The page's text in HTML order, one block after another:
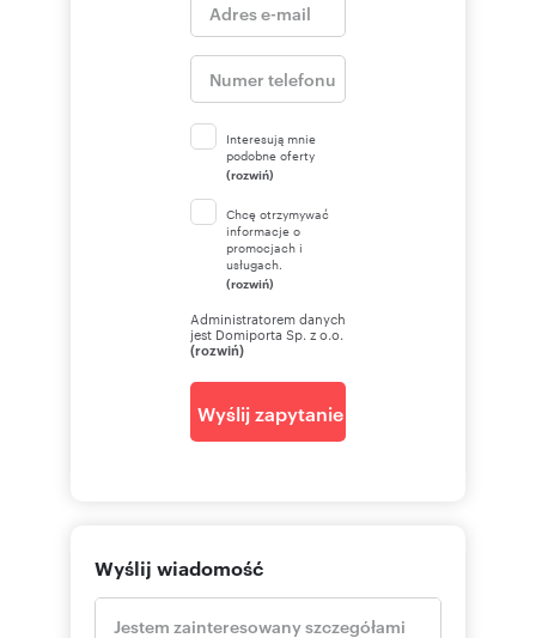
Interesują mnie
podobne oferty
(rozwiń)
Chcę otrzymywać
informacje o
promocjach i
usługach.
(rozwiń)
Administratorem danych
jest Domiporta Sp. z o.o.
(rozwiń)
Wyślij zapytanie
Wyślij wiadomość